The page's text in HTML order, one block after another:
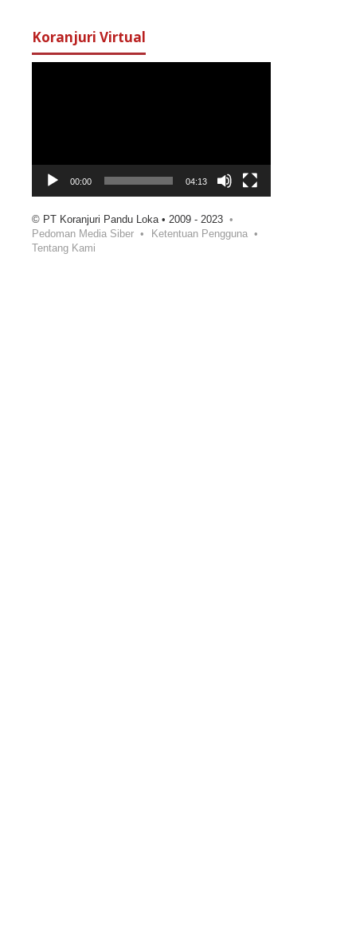
Koranjuri Virtual
00:00 04:13
© PT Koranjuri Pandu Loka • 2009 - 2023
Pedoman Media Siber
Ketentuan Pengguna
Tentang Kami